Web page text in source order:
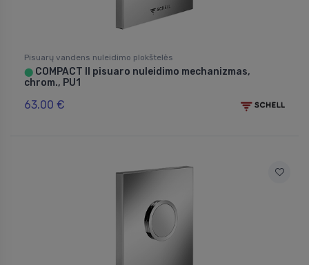
Pisuarų vandens nuleidimo plokštelės
⬤ COMPACT II pisuaro nuleidimo mechanizmas,
chrom., PU1
63.00 €